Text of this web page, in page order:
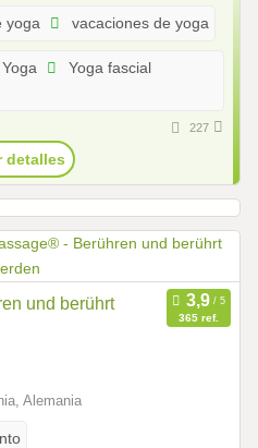
yoga vacaciones de yoga
Yoga fascial
227
detalles
365 ref.
Alemania